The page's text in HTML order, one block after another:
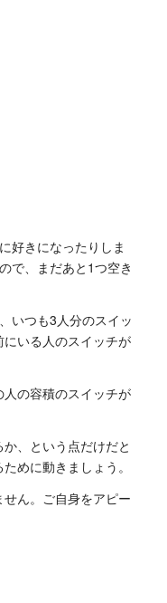
好きになったりしま
で、まだあと1つ空き
いつも3人分のスイッ
いる人のスイッチが
の容積のスイッチが
、という点だけだと
めに動きましょう。
ん。ご自身をアピー